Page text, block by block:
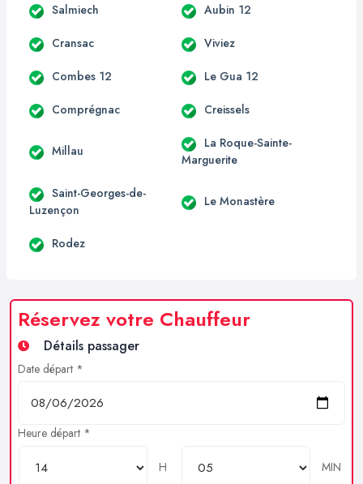
Salmiech Aubin 12
Cransac Viviez
Combes 12 Le Gua 12
Comprégnac Creissels
Millau
La Roque-Sainte-
Marguerite
Saint-Georges-de-
Luzençon
Le Monastère
Rodez
Réservez votre Chauffeur
Détails passager
Date départ *
Heure départ *
H
MIN